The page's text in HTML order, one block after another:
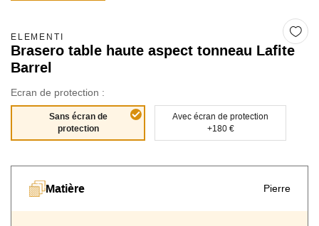
ELEMENTI
Brasero table haute aspect tonneau Lafite
Barrel
Ecran de protection :
Sans écran de
protection
Avec écran de protection
+180 €
Matière Pierre